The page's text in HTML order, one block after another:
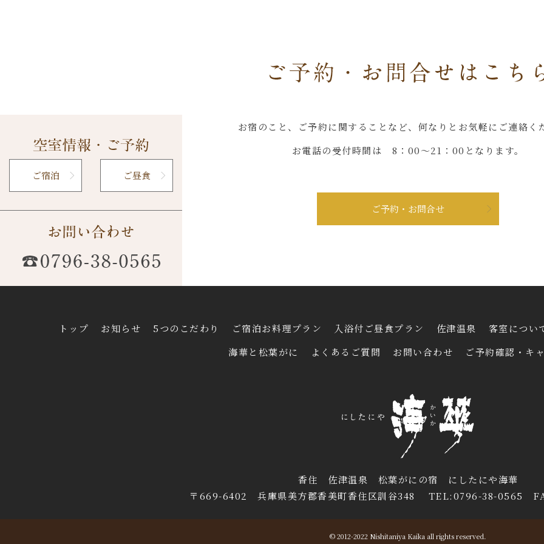
お宿のこと、ご予約に関することなど、何なりとお気軽にご連絡く
お電話の受付時間は 8：00～21：00となります。
ご予約・お問合せ
ご宿泊 ご昼食
トップ お知らせ 5つのこだわり ご宿泊お料理プラン 入浴付ご昼食プラン 佐津温泉
客室につい
海華と松葉がに
よくあるご質問 お問い合わせ ご予約確認・キ
香住 佐津温泉 松葉がにの宿 にしたにや海華
〒669-6402 兵庫県美方郡香美町香住区訓谷348 TEL:0796-38-0565
© 2012-2022 Nishitaniya Kaika all rights reserved.